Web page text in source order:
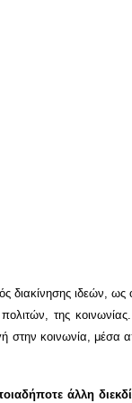
ιδεών, ως
της
στην κοινωνία,
άλλη